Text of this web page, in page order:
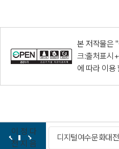
본 저작물은
크:출처표시
에 따라 이용
이
전
정
지
다
음
디지털여수문화대전